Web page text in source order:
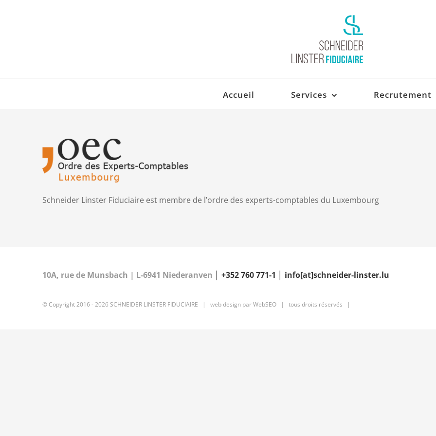
Accueil Services Recrutement
Schneider Linster Fiduciaire est membre de l’ordre des experts-comptables du Luxembourg
10A, rue de Munsbach | L-6941 Niederanven +352 760 771-1 │ info[at]schneider-linster.lu
© Copyright 2016 -2026 SCHNEIDER LINSTER FIDUCIAIRE | web design parWebSEO | tous droits réservés |